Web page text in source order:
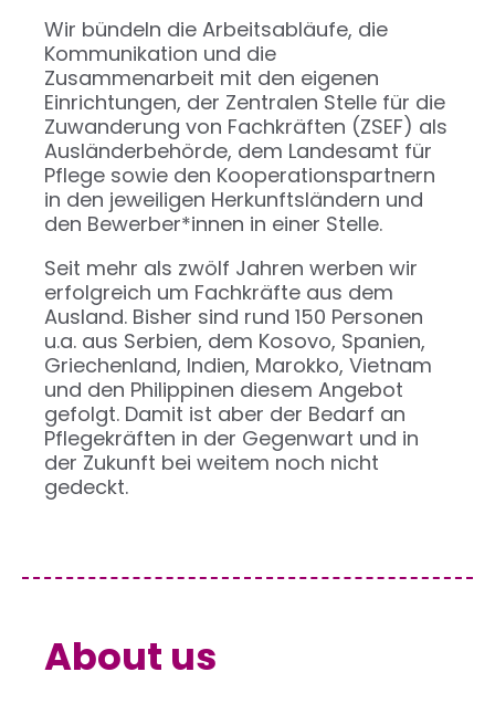
Wir bündeln die Arbeitsabläufe, die
Kommunikation und die
Zusammenarbeit mit den eigenen
Einrichtungen, der Zentralen Stelle für die
Zuwanderung von Fachkräften (ZSEF) als
Ausländerbehörde, dem Landesamt für
Pflege sowie den Kooperationspartnern
in den jeweiligen Herkunftsländern und
den Bewerber*innen in einer Stelle.
Seit mehr als zwölf Jahren werben wir
erfolgreich um Fachkräfte aus dem
Ausland. Bisher sind rund 150 Personen
u.a. aus Serbien, dem Kosovo, Spanien,
Griechenland, Indien, Marokko, Vietnam
und den Philippinen diesem Angebot
gefolgt. Damit ist aber der Bedarf an
Pflegekräften in der Gegenwart und in
der Zukunft bei weitem noch nicht
gedeckt.
About us